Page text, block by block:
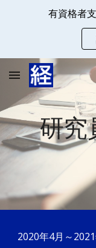
Skip to main content
有資格者
研究
2020年4月～